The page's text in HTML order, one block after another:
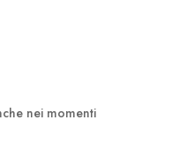
nei momenti